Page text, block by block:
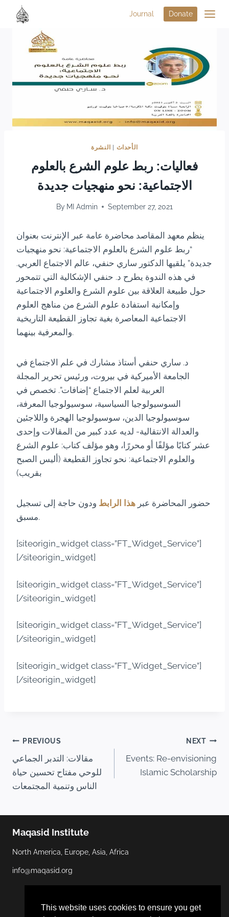
This website uses cookies to ensure you get
Journal Donate
الأحداث النشرة
فعاليات: ربط علوم الشرع بالعلوم
الاجتماعية: نحو منهجيات جديدة
By MI Admin September 27, 2021
ينظم معهد المقاصد محاضرة عامة عبر الإنترنت بعنوان
“ربط علوم الشرع بالعلوم الاجتماعية: نحو منهجيات
جديدة” يلقيها الدكتور ساري حنفي، عالم الاجتماع العربي.
في هذه الندوة يطرح د. حنفي الإشكالية التي تتمحور
حول طبيعة العلاقة بين علوم الشرع والعلوم الاجتماعية
وإمكانية استفادة علوم الشرع من مناهج العلوم
الاجتماعية المعاصرة بغية تجاوز القطيعة التاريخية
والمعرفية بينهما.
د. ساري حنفي أستاذ مشارك في علم الاجتماع في
الجامعة الأميركية في بيروت، ورئيس تحرير المجلة
العربية لعلم الاجتماع “إضافات”. تخصص في
السوسيولوجيا السياسية، سوسيولوجيا المعرفة،
سوسيولوجيا الدين، سوسيولوجيا الهجرة واللاجئين
والعدالة الانتقالية- لديه عدد كبير من المقالات وإحدى
عشر كتابًا مؤلفًا أو محررًا، وهو مؤلف كتاب: علوم الشرع
والعلوم الاجتماعية: نحو تجاوز القطيعة (أليس الصبح
بقريب)
حضور المحاضرة عبر هذا الرابط ودون حاجة إلى تسجيل
مسبق.
[siteorigin_widget class=”FT_Widget_Service”]
[/siteorigin_widget]
[siteorigin_widget class=”FT_Widget_Service”]
[/siteorigin_widget]
[siteorigin_widget class=”FT_Widget_Service”]
[/siteorigin_widget]
[siteorigin_widget class=”FT_Widget_Service”]
[/siteorigin_widget]
PREVIOUS
مقالات: التدبر الجماعي
للوحي مفتاح تحسين حياة
الناس وتنمية المجتمعات
NEXT
Events: Re-envisioning
Islamic Scholarship
Maqasid Institute
North America, Europe, Asia, Africa
info@maqasid.org